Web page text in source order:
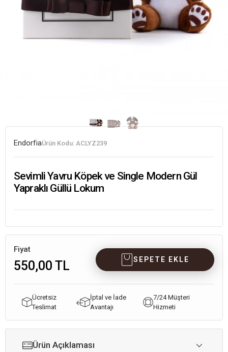
EndorfiaÜrün Kodu: ACLYZ239
Sevimli Yavru Köpek ve Single Modern Gül
Yapraklı Güllü Lokum
Fiyat
550,00 TL SEPETE EKLE
Ücretsiz
Teslimat
İptal ve İade
Avantajı
7/24 Müşteri
Hizmeti
Ürün Açıklaması